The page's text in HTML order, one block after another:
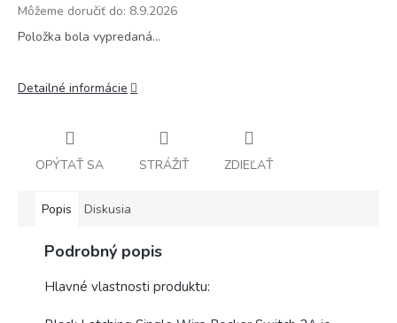
Môžeme doručiť do: 8.9.2026
Položka bola vypredaná…
Detailné informácie
OPÝTAŤ SA STRÁŽIŤ ZDIEĽAŤ
Popis Diskusia
Podrobný popis
Hlavné vlastnosti produktu: